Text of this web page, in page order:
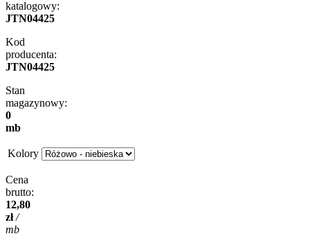
katalogowy:
JTN04425
Kod
producenta:
JTN04425
Stan
magazynowy:
0
mb
Kolory
Cena
brutto:
12,80
zł /
mb